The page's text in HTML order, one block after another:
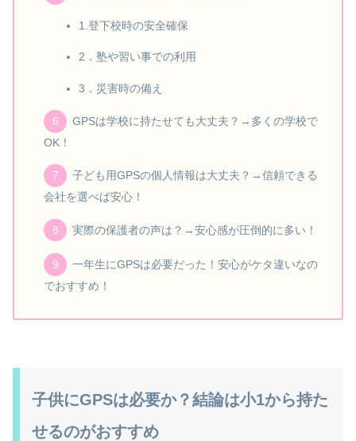
1.登下校時の安全確保
2．塾や習い事での利用
3．災害時の備え
GPSは学校に持たせても大丈夫？→多くの学校で
OK！
子ども用GPSの個人情報は大丈夫？→信頼できる
会社を選べば安心！
実際の保護者の声は？→安心感が圧倒的に多い！
一年生にGPSは必要だった！安心がケタ違いなの
でおすすめ！
子供にGPSは必要か？結論は小1から持た
せるのがおすすめ